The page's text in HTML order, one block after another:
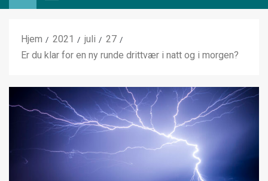
Hjem 2021 juli
27
Er du klar for en ny runde drittvær i natt og i morgen?